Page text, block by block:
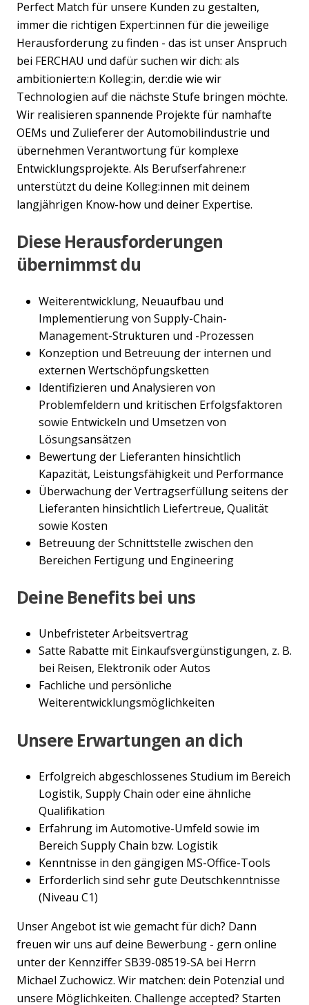
Perfect Match für unsere Kunden zu gestalten,
immer die richtigen Expert:innen für die jeweilige
Herausforderung zu finden - das ist unser Anspruch
bei FERCHAU und dafür suchen wir dich: als
ambitionierte:n Kolleg:in, der:die wie wir
Technologien auf die nächste Stufe bringen möchte.
Wir realisieren spannende Projekte für namhafte
OEMs und Zulieferer der Automobilindustrie und
übernehmen Verantwortung für komplexe
Entwicklungsprojekte. Als Berufserfahrene:r
unterstützt du deine Kolleg:innen mit deinem
langjährigen Know-how und deiner Expertise.
Diese Herausforderungen
übernimmst du
Weiterentwicklung, Neuaufbau und
Implementierung von Supply-Chain-
Management-Strukturen und -Prozessen
Konzeption und Betreuung der internen und
externen Wertschöpfungsketten
Identifizieren und Analysieren von
Problemfeldern und kritischen Erfolgsfaktoren
sowie Entwickeln und Umsetzen von
Lösungsansätzen
Bewertung der Lieferanten hinsichtlich
Kapazität, Leistungsfähigkeit und Performance
Überwachung der Vertragserfüllung seitens der
Lieferanten hinsichtlich Liefertreue, Qualität
sowie Kosten
Betreuung der Schnittstelle zwischen den
Bereichen Fertigung und Engineering
Deine Benefits bei uns
Unbefristeter Arbeitsvertrag
Satte Rabatte mit Einkaufsvergünstigungen, z. B.
bei Reisen, Elektronik oder Autos
Fachliche und persönliche
Weiterentwicklungsmöglichkeiten
Unsere Erwartungen an dich
Erfolgreich abgeschlossenes Studium im Bereich
Logistik, Supply Chain oder eine ähnliche
Qualifikation
Erfahrung im Automotive-Umfeld sowie im
Bereich Supply Chain bzw. Logistik
Kenntnisse in den gängigen MS-Office-Tools
Erforderlich sind sehr gute Deutschkenntnisse
(Niveau C1)
Unser Angebot ist wie gemacht für dich? Dann
freuen wir uns auf deine Bewerbung - gern online
unter der Kennziffer SB39-08519-SA bei Herrn
Michael Zuchowicz. Wir matchen: dein Potenzial und
unsere Möglichkeiten. Challenge accepted? Starten